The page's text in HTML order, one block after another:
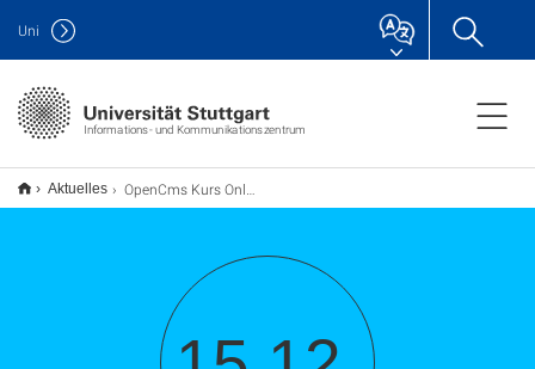
Informations- und Kommunikationszentrum
Uni
Aktuelles OpenCms Kurs Online: Teil I.+ II.+ III. (in 3 Teilen jeweils ca. 2 Std.)